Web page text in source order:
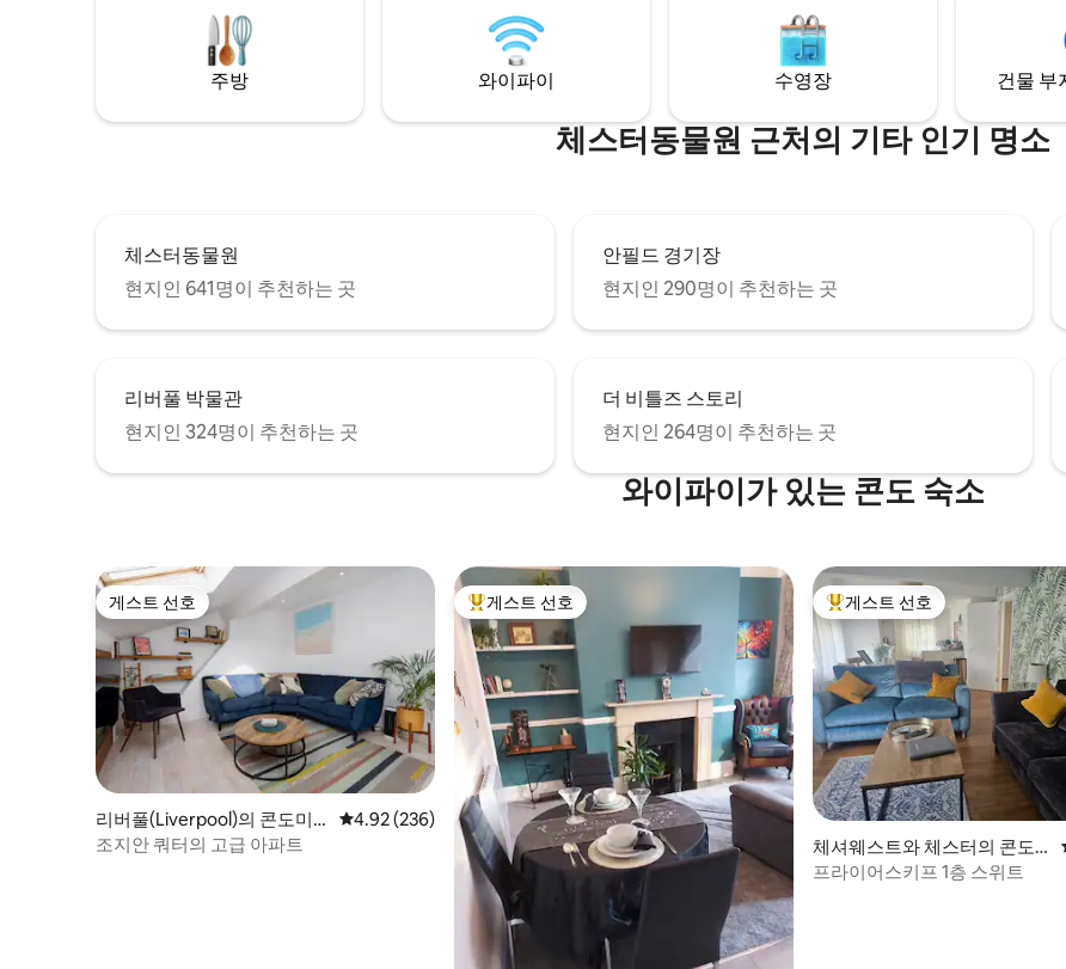
직접 설거지해 드립니다! 작업 공간 및 게스
트 와이파이 이용 가능합니다. 야
용 가능. :-) x
주방 와이파이 수영장 건물 부
체스터동물원 근처의 기타 인기 명소
체스터동물원
현지인 641명이 추천하는 곳
안필드 경기장
현지인 290명이 추천하는 곳
리버풀 박물관
현지인 324명이 추천하는 곳
더 비틀즈 스토리
현지인 264명이 추천하는 곳
와이파이가 있는 콘도 숙소
게스트 선호
게스트 선호
리버풀(Liverpool)의 콘도미
니엄
평점 4.92점(5점 만점), 후기 236개
4.92 (236)
조지안 쿼터의 고급 아파트
상위 게스트 선호
게스트 선호 상위 게스트 선호
게스트 선호
체셔웨스트와 체스터의 콘도
미니엄
프라이어스키프 1층 스위트